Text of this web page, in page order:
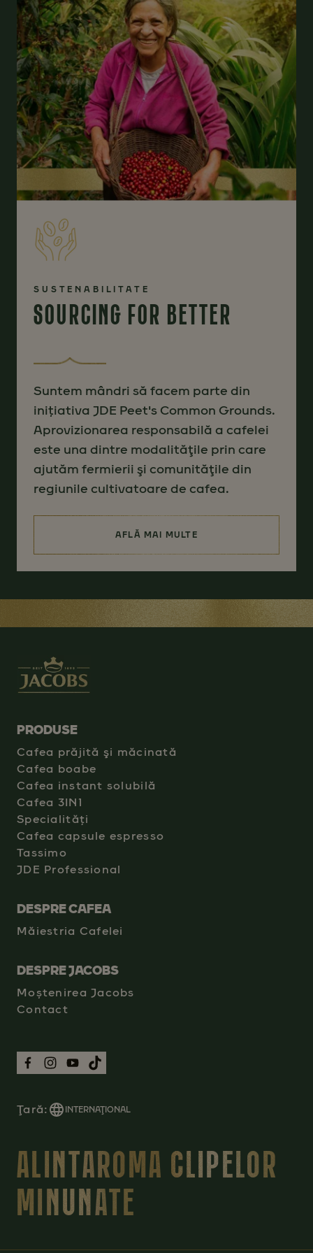
SUSTENABILITATE
SOURCING FOR BETTER
Suntem mândri să facem parte din
inițiativa JDE Peet's Common Grounds.
Aprovizionarea responsabilă a cafelei
este una dintre modalităţile prin care
ajutăm fermierii şi comunităţile din
regiunile cultivatoare de cafea.
AFLĂ MAI MULTE
PRODUSE
Cafea prăjită şi măcinată
Cafea boabe
Cafea instant solubilă
Cafea 3IN1
Specialități
Cafea capsule espresso
Tassimo
JDE Professional
DESPRE CAFEA
Măiestria Cafelei
DESPRE JACOBS
Moștenirea Jacobs
Contact
Ţară: INTERNAŢIONAL
ALINTAROMA CLIPELOR
MINUNATE